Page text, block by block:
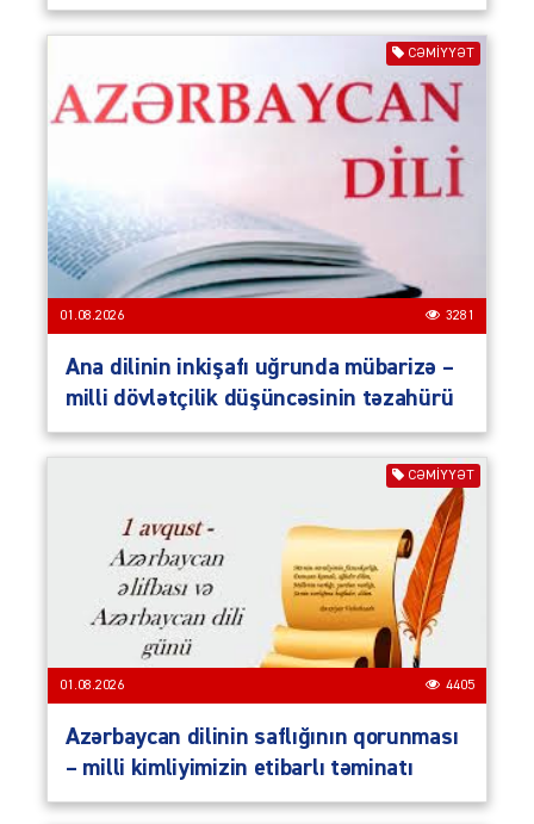
CƏMIYYƏT
01.08.2026 3281
Ana dilinin inkişafı uğrunda mübarizə –
milli dövlətçilik düşüncəsinin təzahürü
CƏMIYYƏT
01.08.2026 4405
Azərbaycan dilinin saflığının qorunması
– milli kimliyimizin etibarlı təminatı